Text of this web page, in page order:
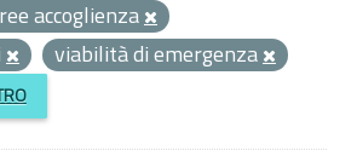
accoglienza
viabilità di emergenza